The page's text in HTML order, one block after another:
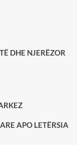
DHE NJERËZOR
APO LETËRSIA